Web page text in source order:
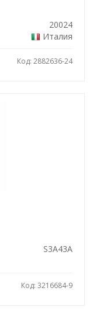
20024
Италия
Код: 2882636-24
S3A43A
Код: 3216684-9